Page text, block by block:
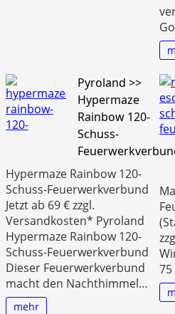
Pyroland >>
Hypermaze
Rainbow 120-
Schuss-
Hypermaze Rainbow 120-
Schuss-Feuerwerkverbund
Jetzt ab 69 € zzgl.
Versandkosten* Pyroland
Hypermaze Rainbow 120-
Schuss-Feuerwerkverbund
Dieser Feuerwerkverbund
macht den Nachthimmel…
mehr
75